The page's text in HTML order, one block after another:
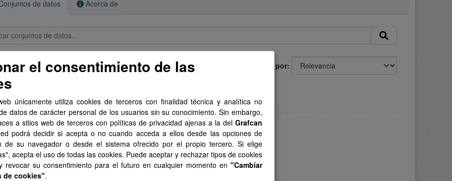
de datos Acerca de
Ordenar por
de datos encontrado
a escala 1:5.000 de Canarias (2004-2006)
a escala 1:5.000 de Canarias (2004-2006)
SHP SpatiaLite
el consentimiento de las
únicamente utiliza cookies de terceros con finalidad técnica y analítica no
datos de carácter personal de los usuarios sin su conocimiento. Sin embargo,
a sitios web de terceros con políticas de privacidad ajenas a la del Grafcan
podrá decidir si acepta o no cuando acceda a ellos desde las opciones de
de su navegador o desde el sistema ofrecido por el propio tercero. Si elige
acepta el uso de todas las cookies. Puede aceptar y rechazar tipos de cookies
revocar su consentimiento para el futuro en cualquier momento en "Cambiar
de cookies".